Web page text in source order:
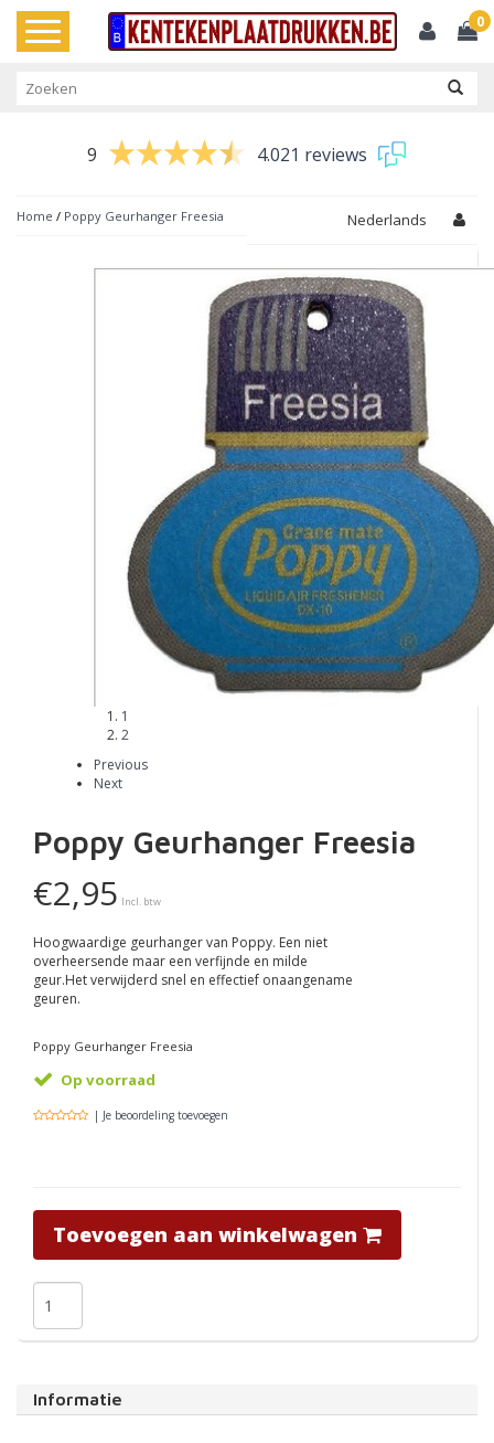
Toggle
navigation
0
9 4.021 reviews
Home / Poppy Geurhanger Freesia Nederlands
1
2
Previous
Next
Poppy Geurhanger Freesia
€2,95 Incl. btw
Hoogwaardige geurhanger van Poppy. Een niet
overheersende maar een verfijnde en milde
geur.Het verwijderd snel en effectief onaangename
geuren.
Poppy Geurhanger Freesia
Op voorraad
| Je beoordeling toevoegen
Toevoegen aan winkelwagen
Informatie